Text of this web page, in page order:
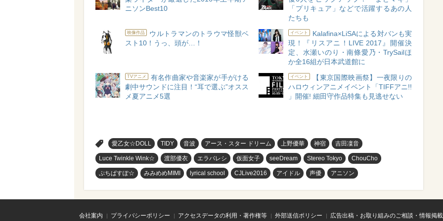
ニソンBest10
「プリキュア」などで活躍するあの人
たちも
映像作品
ウルトラマンのトラウマ怪獣ベ
スト10！うっ、頭が…！
イベント
Kalafina×LiSAによる対バンも実
現！『リスアニ！LIVE 2017』開催決
定、水瀬いのり・南條愛乃・TrySailほ
か全16組が日本武道館に
TVアニメ
有名作曲家や音楽家が手がける
劇中サウンドに注目！“耳で選ぶ”オスス
メ夏アニメ5選
イベント
【東京国際映画祭】一夜限りの
ハロウィンアニメイベント「TIFFアニ!!
」開催! 細田守作品特集も見逃せない
愛乙女☆DOLL TIDY 音波 アース・スター ドリーム 上野優華 神宿 吉田凜音
Luce Twinkle Wink☆ 渡部優衣 エラバレシ 仮面女子 seeDream Stereo Tokyo ChouCho
ぷちぱすぽ☆ みみめめMIMI lyrical school CJLive2016 アイドル 声優 アニソン
会社案内 プライバシーポリシー アクセスデータの利用・著作権等 外部送信ポリシー 広告出稿・お取り組みのご相談・情報掲